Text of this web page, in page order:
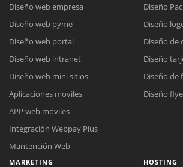
Diseño web empresa
Diseño web pyme
Diseño web portal
Diseño web intranet
Diseño web mini sitios
Aplicaciones moviles
APP web móviles
Integración Webpay Plus
Mantención Web
Diseño
Diseño
Diseño de
Diseño
Diseño de
Diseño
MARKETING HOSTING